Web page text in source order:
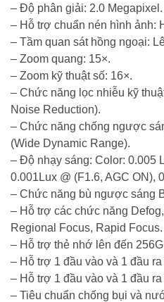
– Độ phân giải: 2.0 Megapixel.
– Hỗ trợ chuẩn nén hình ảnh:
– Tầm quan sát hồng ngoại:
– Zoom quang: 15×.
– Zoom kỹ thuật số: 16×.
– Chức năng lọc nhiễu kỹ
Noise Reduction).
– Chức năng chống ngược
(Wide Dynamic Range).
– Độ nhạy sáng: Color: 0.005
0.001Lux @ (F1.6, AGC ON),
– Chức năng bù ngược sáng
– Hỗ trợ các chức năng
Regional Focus, Rapid Focus.
– Hỗ trợ thẻ nhớ lên đến
– Hỗ trợ 1 đầu vào và 1 đầu ra
– Hỗ trợ 1 đầu vào và 1 đầu ra
– Tiêu chuẩn chống bụi và